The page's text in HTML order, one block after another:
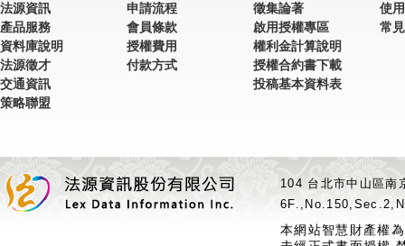
法源資訊
產品服務
資料庫說明
法源徵才
交通資訊
策略聯盟
申請流程
會員條款
授權費用
付款方式
徵集論著
啟用授權專區
權利金計算說明
授權合約書下載
投稿基本資料表
使
常
104 台北市中山區
本網站智慧財產權